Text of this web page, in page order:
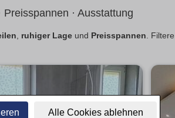
Alle Cookies ablehnen
Preisspannen · Ausstattung
, ruhiger Lageund Preisspannen. Filtere